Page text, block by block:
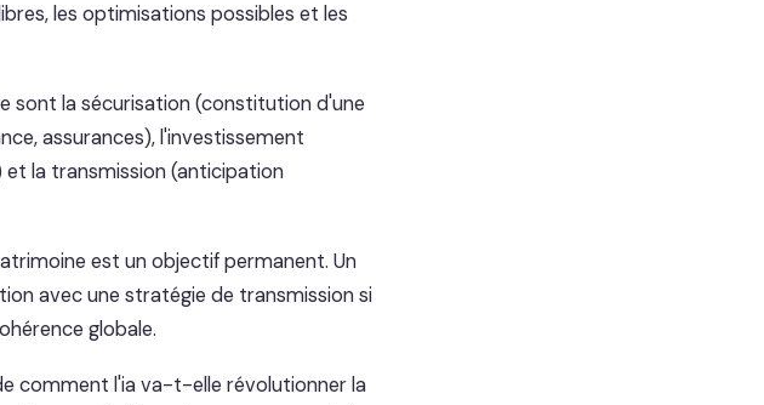
les optimisations possibles et les
sont la sécurisation (constitution d'une
assurances), l'investissement
la transmission (anticipation
est un objectif permanent. Un
avec une stratégie de transmission si
globale.
comment l'ia va-t-elle révolutionner la